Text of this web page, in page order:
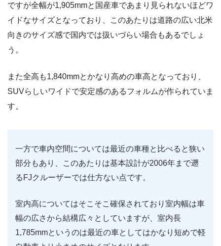
ですが全幅が1,905mmと国産車であまり見られないほどワ
イドなサイズとなっており、このあたりは道路の広い北米
向きのサイズ感で国内では扱いづらい場合もあるでしょ
う。
また全高も1,840mmとかなり高めの車高となっており、
SUVらしいワイドで安定感のあるフォルムが作られていま
す。
一方で車内空間については最近の車種と比べると狭い
部分もあり、このあたりは基本設計が2006年まで遡
るFJクルーザーでは仕方ない点です。
室内高についてはそこそこ確保されており室内幅は車
幅の広さから結構広々としていますが、室内長
1,785mmというのは最近の車としてはかなり短めで軽